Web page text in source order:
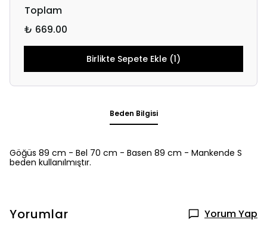
Toplam
₺ 669.00
Birlikte Sepete Ekle (1)
Beden Bilgisi
Göğüs 89 cm - Bel 70 cm - Basen 89 cm - Mankende S
beden kullanılmıştır.
Yorumlar Yorum Yap